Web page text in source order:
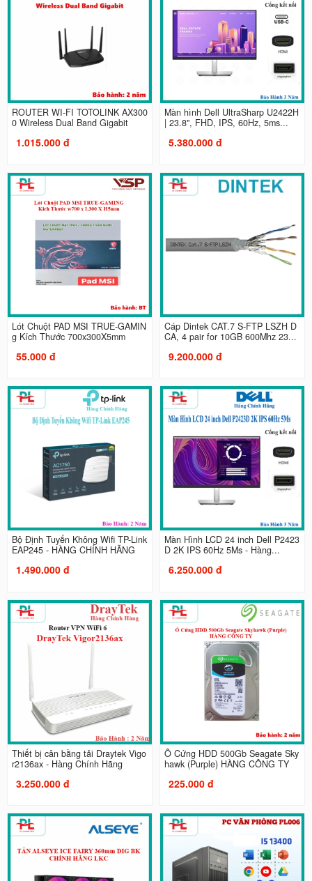
ROUTER WI-FI TOTOLINK AX300
0 Wireless Dual Band Gigabit
1.015.000 đ
Màn hình Dell UltraSharp U2422H
| 23.8", FHD, IPS, 60Hz, 5ms...
5.380.000 đ
Lót Chuột PAD MSI TRUE-GAMIN
g Kích Thước 700x300X5mm
55.000 đ
Cáp Dintek CAT.7 S-FTP LSZH D
CA, 4 pair for 10GB 600Mhz 23...
9.200.000 đ
Bộ Định Tuyến Không Wifi TP-Link
EAP245 - HÀNG CHÍNH HÃNG
1.490.000 đ
Màn Hình LCD 24 inch Dell P2423
D 2K IPS 60Hz 5Ms - Hàng...
6.250.000 đ
Thiết bị cân bằng tải Draytek Vigo
r2136ax - Hàng Chính Hãng
3.250.000 đ
Ổ Cứng HDD 500Gb Seagate Sky
hawk (Purple) HÀNG CÔNG TY
225.000 đ